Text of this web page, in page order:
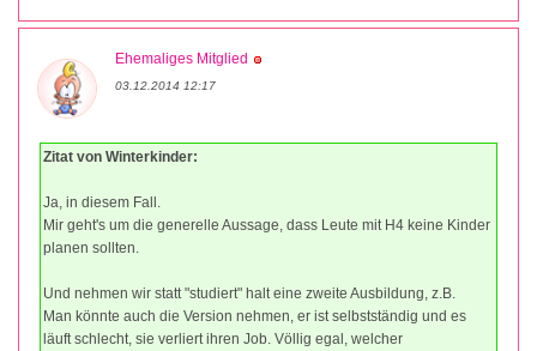
Ehemaliges Mitglied
03.12.2014 12:17
Zitat von Winterkinder:
Ja, in diesem Fall.
Mir geht's um die generelle Aussage, dass Leute mit H4 keine Kinder
planen sollten.
Und nehmen wir statt "studiert" halt eine zweite Ausbildung, z.B.
Man könnte auch die Version nehmen, er ist selbstständig und es
läuft schlecht, sie verliert ihren Job. Völlig egal, welcher